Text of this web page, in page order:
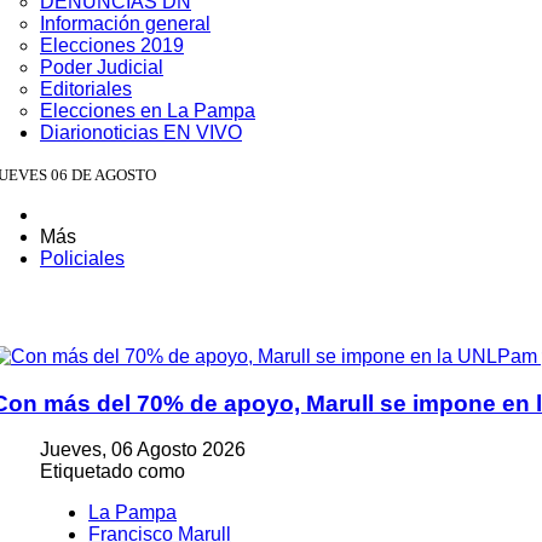
Sergio Ruliki presentó un ensayo sobre la final del Mundial
José Luis Gallotti destacó el crecimiento turístico de
Ariel Rojas destacó nuevas obras para Toay y evitó
Concesionarios de Parque Luro denunciaron presuntas
Misael Palma celebró el Día del Payador: La voz del
Toay tendrá una nueva reserva de agua potable y cloacas
Ver cuatro cajones juntos fue desgarrador : el dolor de la
Información general
Elecciones 2019
Poder Judicial
Editoriales
Elecciones en La Pampa
Diarionoticias EN VIVO
06 DE AGOSTO
Más
Policiales
más del 70% de apoyo, Marull se impone
Jueves, 06 Agosto 2026
Etiquetado como
La Pampa
Francisco Marull